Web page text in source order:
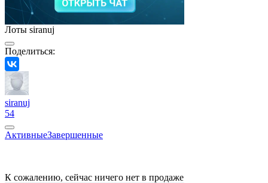
Лоты siranuj
Поделиться:
siranuj
54
АктивныеЗавершенные
К сожалению, сейчас ничего нет в продаже